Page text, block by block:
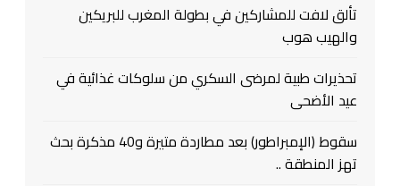
تألق لافت للمشاركين في بطولة المغرب للبريكين
والهيب هوب
تحذيرات طبية لمرضى السكري من سلوكات غذائية في
عيد الأضحى
سقوط (الإمبراطور) بعد مطاردة متيرة و40 مذكرة بحث
تهز المنطقة ..